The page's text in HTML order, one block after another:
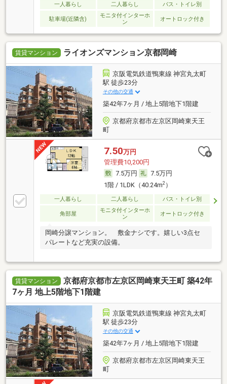
一人暮らし 二人暮らし バス・トイレ別
駐車場(近隣含)
モニタ付インターホ
ン
オートロック付き
賃貸マンション ライオンズマンション京都岡崎
京阪電気鉄道鴨東線 神宮丸太町
駅 徒歩23分
その他の交通
築42年7ヶ月 / 地上5階地下1階建
京都府京都市左京区岡崎東天王
町
7.50万円
管理費10,200円
7.5万円
7.5万円
1階 / 1LDK（40.24m2）
一人暮らし 二人暮らし バス・トイレ別
角部屋
モニタ付インターホ
ン
オートロック付き
岡崎分譲マンション。 敷金ナシです。嬉しい3点セ
パレートなど充実の設備。
賃貸マンション
京都府京都市左京区岡崎東天王町 築42年
7ヶ月 地上5階地下1階建
京阪電気鉄道鴨東線 神宮丸太町
駅 徒歩23分
その他の交通
築42年7ヶ月 / 地上5階地下1階建
京都府京都市左京区岡崎東天王
町